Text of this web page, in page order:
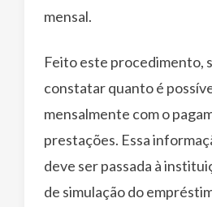
mensal.
Feito este procedimento,
constatar quanto é
mensalmente com o
prestações. Essa
deve ser passada à
de simulação do